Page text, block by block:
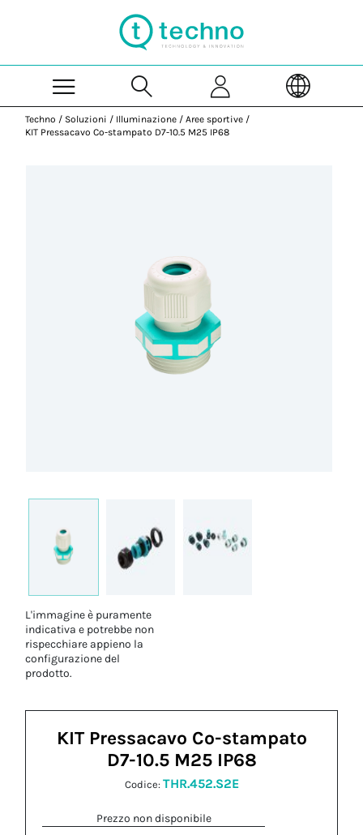
Techno / Soluzioni / Illuminazione / Aree sportive /
KIT Pressacavo Co-stampato D7-10.5 M25 IP68
L'immagine è puramente
indicativa e potrebbe non
rispecchiare appieno la
configurazione del
prodotto.
KIT Pressacavo Co-stampato
D7-10.5 M25 IP68
Codice: THR.452.S2E
Prezzo non disponibile